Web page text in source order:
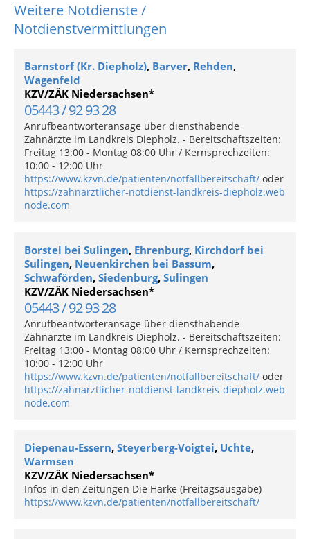
Weitere Notdienste /
Notdienstvermittlungen
Barnstorf (Kr. Diepholz), Barver, Rehden,
Wagenfeld
KZV/ZÄK Niedersachsen*
05443 / 92 93 28
Anrufbeantworteransage über diensthabende
Zahnärzte im Landkreis Diepholz. - Bereitschaftszeiten:
Freitag 13:00 - Montag 08:00 Uhr / Kernsprechzeiten:
10:00 - 12:00 Uhr
https://www.kzvn.de/patienten/notfallbereitschaft/ oder
https://zahnarztlicher-notdienst-landkreis-diepholz.web
node.com
Borstel bei Sulingen, Ehrenburg, Kirchdorf bei
Sulingen, Neuenkirchen bei Bassum,
Schwaförden, Siedenburg, Sulingen
KZV/ZÄK Niedersachsen*
05443 / 92 93 28
Anrufbeantworteransage über diensthabende
Zahnärzte im Landkreis Diepholz. - Bereitschaftszeiten:
Freitag 13:00 - Montag 08:00 Uhr / Kernsprechzeiten:
10:00 - 12:00 Uhr
https://www.kzvn.de/patienten/notfallbereitschaft/ oder
https://zahnarztlicher-notdienst-landkreis-diepholz.web
node.com
Diepenau-Essern, Steyerberg-Voigtei, Uchte,
Warmsen
KZV/ZÄK Niedersachsen*
Infos in den Zeitungen Die Harke (Freitagsausgabe)
https://www.kzvn.de/patienten/notfallbereitschaft/